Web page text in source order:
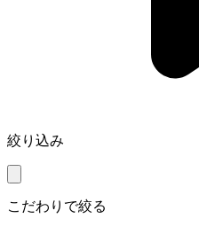
絞り込み
こだわりで絞る